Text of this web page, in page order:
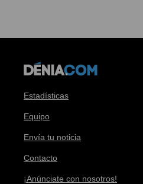
Estadísticas
Equipo
Envía tu noticia
Contacto
¡Anúnciate con nosotros!